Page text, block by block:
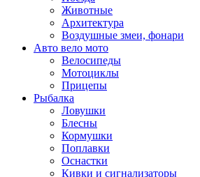
Животные
Архитектура
Воздушные змеи, фонари
Авто вело мото
Велосипеды
Мотоциклы
Прицепы
Рыбалка
Ловушки
Блесны
Кормушки
Поплавки
Оснастки
Кивки и сигнализаторы